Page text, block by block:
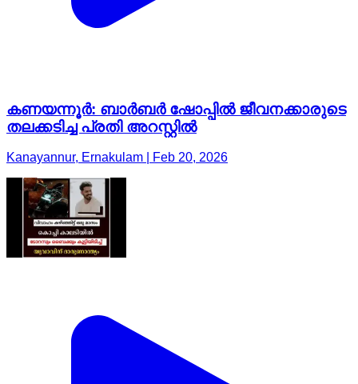
കണയന്നൂർ: ബാർബർ ഷോപ്പിൽ ജീവനക്കാരുടെ
തലക്കടിച്ച പ്രതി അറസ്റ്റിൽ
Kanayannur, Ernakulam | Feb 20, 2026